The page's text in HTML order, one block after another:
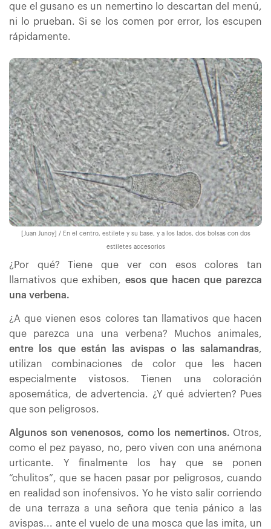
que el gusano es un nemertino lo descartan del menú,
ni lo prueban. Si se los comen por error, los escupen
rápidamente.
[Juan Junoy] / En el centro, estilete y su base, y a los lados, dos bolsas con dos
estiletes accesorios
¿Por qué? Tiene que ver con esos colores tan
llamativos que exhiben, esos que hacen que parezca
una verbena.
¿A que vienen esos colores tan llamativos que hacen
que parezca una una verbena? Muchos animales,
entre los que están las avispas o las salamandras,
utilizan combinaciones de color que les hacen
especialmente vistosos. Tienen una coloración
aposemática, de advertencia. ¿Y qué advierten? Pues
que son peligrosos.
Algunos son venenosos, como los nemertinos. Otros,
como el pez payaso, no, pero viven con una anémona
urticante. Y finalmente los hay que se ponen
“chulitos”, que se hacen pasar por peligrosos, cuando
en realidad son inofensivos. Yo he visto salir corriendo
de una terraza a una señora que tenia pánico a las
avispas... ante el vuelo de una mosca que las imita, un